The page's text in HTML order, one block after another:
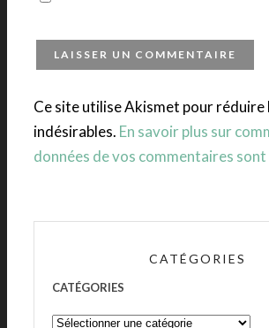
Ce site utilise Akismet pour réduire
indésirables. En savoir plus sur
données de vos commentaires
CATÉGORIES
CATÉGORIES